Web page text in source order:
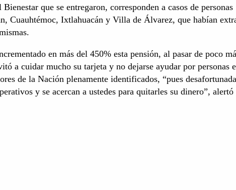
que se entregaron, corresponden a casos de personas
Cuauhtémoc, Ixtlahuacán y Villa de Álvarez, que habían
en más del 450% esta pensión, al pasar de poco
a cuidar mucho su tarjeta y no dejarse ayudar por personas
de la Nación plenamente identificados, “pues
y se acercan a ustedes para quitarles su dinero”,